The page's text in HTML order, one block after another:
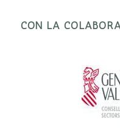
CON LA